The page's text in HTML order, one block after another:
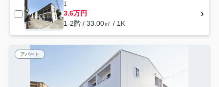
1
3.6万円
1-2階 / 33.00㎡ / 1K
アパート